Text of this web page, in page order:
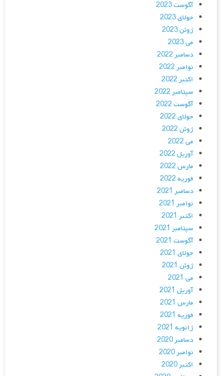
آگوست 2023
جولای 2023
ژوئن 2023
می 2023
دسامبر 2022
نوامبر 2022
اکتبر 2022
سپتامبر 2022
آگوست 2022
جولای 2022
ژوئن 2022
می 2022
آوریل 2022
مارس 2022
فوریه 2022
دسامبر 2021
نوامبر 2021
اکتبر 2021
سپتامبر 2021
آگوست 2021
جولای 2021
ژوئن 2021
می 2021
آوریل 2021
مارس 2021
فوریه 2021
ژانویه 2021
دسامبر 2020
نوامبر 2020
اکتبر 2020